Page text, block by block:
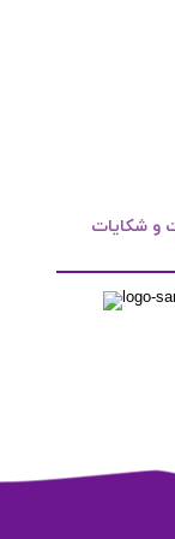
و شکایات